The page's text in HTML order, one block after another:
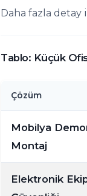
Daha fazla detay
Tablo: Küçük Ofis
Çözüm
Mobilya
Montaj
Elektronik